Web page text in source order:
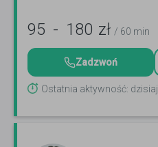
95 - 180 zł / 60 min
Zadzwoń
Ostatnia aktywność: dzisiaj